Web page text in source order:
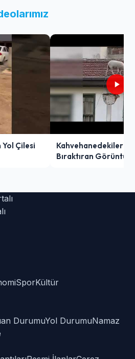
Çilesi
Kahvehanedekiler
Bıraktıran Görüntü!
SporKültür
DurumuYol DurumuNamaz